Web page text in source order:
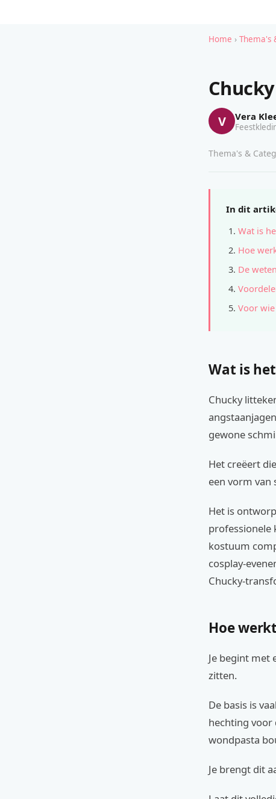
Home › Thema's
V Vera
Thema's &
In dit
Wat is
Hoe
De
Voor
Wat is
Chucky
gewone
Het creëert
een vorm van
Het is
professionele
kostuum
cosplay-
Chucky-
Hoe
Je begint met
zitten.
De basis is
hechting voor
wondpasta
Je brengt dit